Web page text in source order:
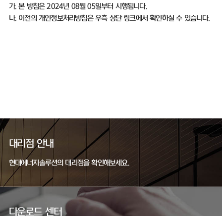
가.본 방침은2024년 08월05일부터 시행됩니다.
나. 이전의 개인정보처리방침은 우측 상단 링크에서 확인하실 수 있습니다.
대리점 안내
현대에너지솔루션의 대리점을 확인해보세요.
다운로드 센터